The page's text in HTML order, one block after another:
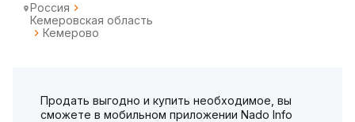
Россия
Кемеровская область
Кемерово
Продать выгодно и купить необходимое, вы
сможете в мобильном приложении Nado Info